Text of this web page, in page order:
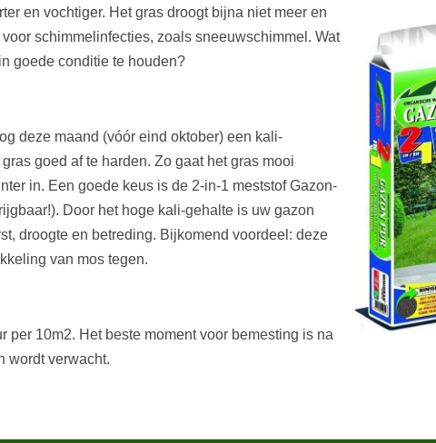
en vochtiger. Het gras droogt bijna niet meer en
schimmelinfecties, zoals sneeuwschimmel. Wat
goede conditie te houden?
deze maand (vóór eind oktober) een kali-
goed af te harden. Zo gaat het gras mooi
in. Een goede keus is de 2-in-1 meststof Gazon-
Door het hoge kali-gehalte is uw gazon
droogte en betreding. Bijkomend voordeel: deze
van mos tegen.
per 10m2. Het beste moment voor bemesting is na
wordt verwacht.